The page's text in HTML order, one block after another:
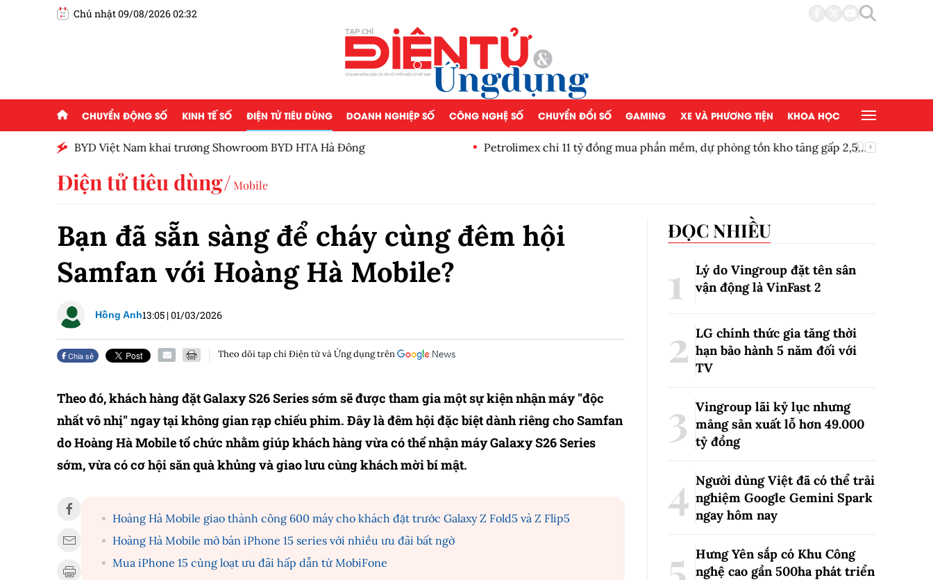
Chủ nhật 09/08/2026 02:32
CHUYỂN ĐỘNG SỐ KINH TẾ SỐ ĐIỆN TỬ TIÊU DÙNG DOANH NGHIỆP SỐ CÔNG NGHỆ SỐ CHUYỂN ĐỔI SỐ GAMING XE VÀ PHƯƠNG TIỆN KHOA HỌC
BYD Việt Nam khai trương Showroom BYD HTA Hà Đông
Petrolimex chi 11 tỷ đồng mua phần mềm, dự phòng tồn kho tăng gấp 2,5
Điện tử tiêu dùng Mobile
Bạn đã sẵn sàng để cháy cùng đêm hội
Samfan với Hoàng Hà Mobile?
Hồng Anh13:05 |01/03/2026
Chia sẻ Theo dõi tạp chí Điện tử và Ứng dụng trên
Theo đó, khách hàng đặt Galaxy S26 Series sớm sẽ được tham gia một sự kiện nhận máy "độc
nhất vô nhị" ngay tại không gian rạp chiếu phim. Đây là đêm hội đặc biệt dành riêng cho Samfan
do Hoàng Hà Mobile tổ chức nhằm giúp khách hàng vừa có thể nhận máy Galaxy S26 Series
sớm, vừa có cơ hội săn quà khủng và giao lưu cùng khách mời bí mật.
Hoàng Hà Mobile giao thành công 600 máy cho khách đặt trước Galaxy Z Fold5 và Z Flip5
Hoàng Hà Mobile mở bán iPhone 15 series với nhiều ưu đãi bất ngờ
Mua iPhone 15 cùng loạt ưu đãi hấp dẫn từ MobiFone
ĐỌC NHIỀU
Lý do Vingroup đặt tên sân
vận động là VinFast2
LG chính thức gia tăng thời
hạn bảo hành 5 năm đối với
TV
Vingroup lãi kỷ lục nhưng
mảng sản xuất lỗ hơn 49.000
tỷ đồng
Người dùng Việt đã có thể trải
nghiệm Google Gemini Spark
ngay hôm nay
Hưng Yên sắp có Khu Công
nghệ cao gần 500ha phát triển